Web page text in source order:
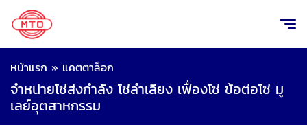
หน้าแรก » แคตตาล็อก
จำหน่ายโซ่ส่งกำลัง โซ่ลำเลียง เฟื่องโซ่ ข้อต่อโซ่ มู
เลย์อุตสาหกรรม